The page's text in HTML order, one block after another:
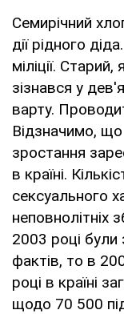
Семирічний
дії рідного
міліції.
зізнався у
варту.
Відзначимо,
зростання
в країні.
сексуального
неповнолітніх
2003 році були
фактів, то в
році в країні
щодо 70 500